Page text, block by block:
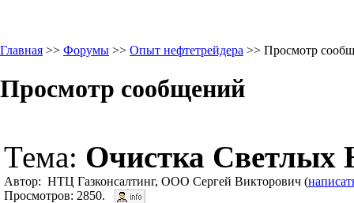
Главная >> Форумы >> Опыт нефтетрейдера >> Просмотр
Просмотр сообщений
Тема: Очистка Светлых
Автор: НТЦ Газконсалтинг, ООО Сергей Викторович (
Просмотров: 2850.